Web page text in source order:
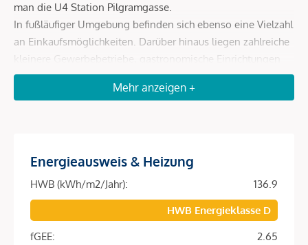
man die U4 Station Pilgramgasse.
In fußläufiger Umgebung befinden sich ebenso eine Vielzahl
an Einkaufsmöglichkeiten. Darüber hinaus liegen zahlreiche
kleinere Gewerbebetriebe, gastronomische Einrichtungen
wie das Schlossquadrat und Naschmarkt, Schulen,
Kindergärten und diverse Arztpraxen in diesem beliebten
Institutionen wie das Filmcasino, die Theater „Scala“ und
„Spektakel“. Die Erholungsmöglichkeiten sind auch durch
die neu errichteten und großflächig begrünten
Wientalterrassen bestens gegeben. Für das körperliche
Wohlbefinden sorgt das Fitness-Center „John Harris“,
Mehr anzeigen +
Energieausweis & Heizung
HWB (kWh/m2/Jahr):
136.9
HWB Energieklasse D
fGEE:
2.65